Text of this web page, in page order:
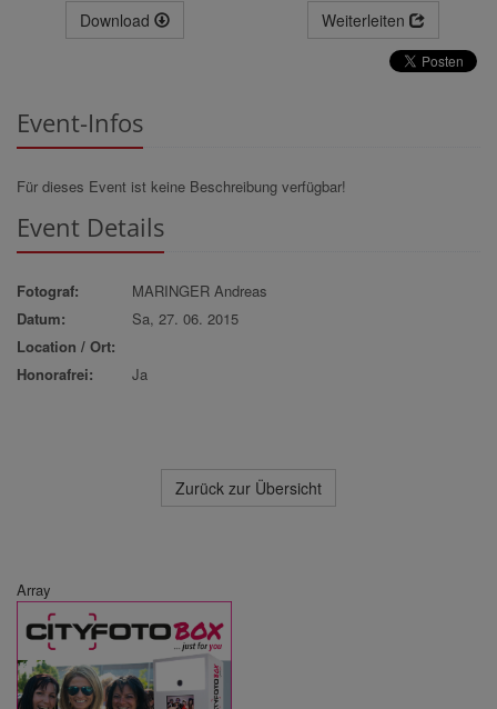
Download Weiterleiten
Event-Infos
Für dieses Event ist keine Beschreibung verfügbar!
Event Details
Fotograf:
MARINGER Andreas
Datum:
Sa, 27. 06. 2015
Location / Ort:
Honorafrei:
Ja
Zurück zur Übersicht
Array